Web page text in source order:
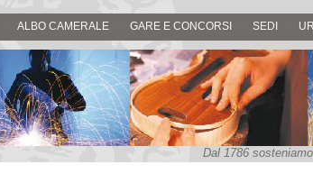
ALBO CAMERALE GARE E CONCORSI SEDI
Dal 1786